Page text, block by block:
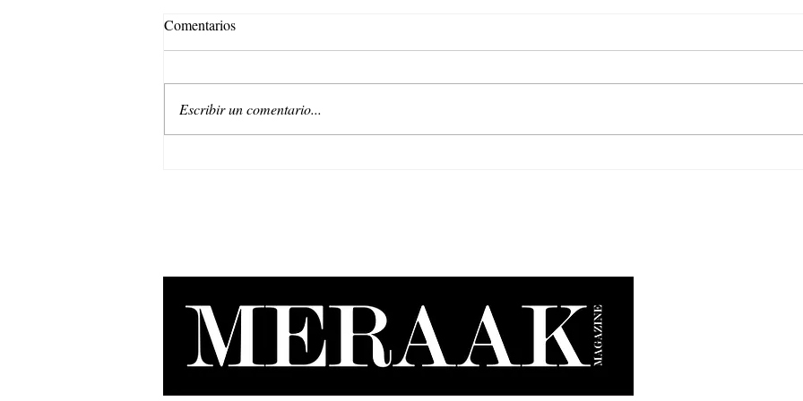
Comentarios
Escribir un comentario...